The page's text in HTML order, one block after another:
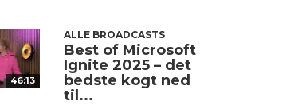
46:13
ALLE BROADCASTS
Best of Microsoft
Ignite 2025 – det
bedste kogt ned
til...